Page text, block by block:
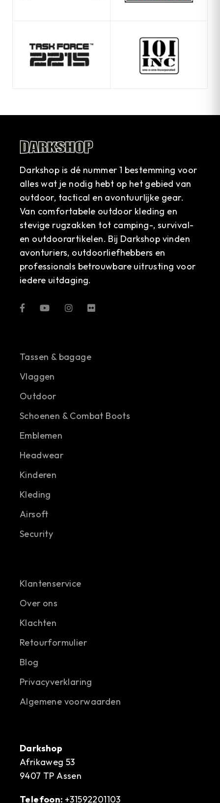
Darkshop is dé nummer 1 bestemming voor
alles wat je nodig hebt op het gebied van
outdoor, tactical en avontuurlijke gear.
Van comfortabele outdoor kleding en
stevige rugzakken tot camping-, survival-
en outdoorartikelen. Bij Darkshop vinden
avonturiers, outdoorliefhebbers en
professionals betrouwbare uitrusting voor
iedere uitdaging.
Tassen & bagage
Vlaggen
Outdoor
Schoenen & Combat Boots
Emblemen
Headwear
Kinderen
Kleding
Airsoft
Security
Klantenservice
Over ons
Klachten
Retourformulier
Blog
Privacyverklaring
Algemene voorwaarden
Darkshop
Afrikaweg 53
9407 TP Assen
Telefoon: +31592201103